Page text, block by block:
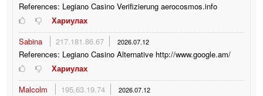
References: Legiano Casino Verifizierung aerocosmos.info
Хариулах
Sabina
217.181.86.67 2026.07.12
References: Legiano Casino Alternative http://www.google.am/
Хариулах
Malcolm
195.63.19.74 2026.07.12